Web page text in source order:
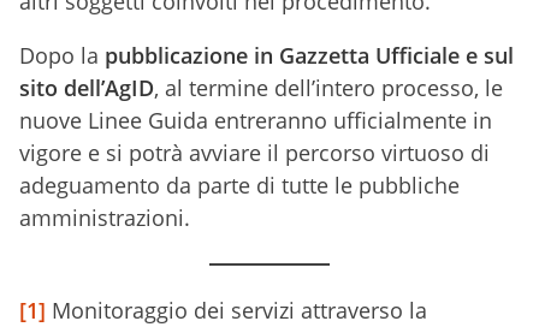
Dopo la pubblicazione in Gazzetta Ufficiale e sul
sito dell’AgID, al termine dell’intero processo, le
nuove Linee Guida entreranno ufficialmente in
vigore e si potrà avviare il percorso virtuoso di
adeguamento da parte di tutte le pubbliche
amministrazioni.
[1] Monitoraggio dei servizi attraverso la